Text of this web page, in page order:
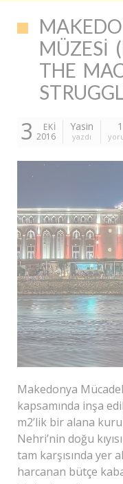
MÜZESI
THE
3
EKI
2016
Yasin
yazdı
1
Makedonya
kapsamında inşa
m2’lik bir alana
Nehri’nin doğu
tam karşısında yer
harcanan bütçe